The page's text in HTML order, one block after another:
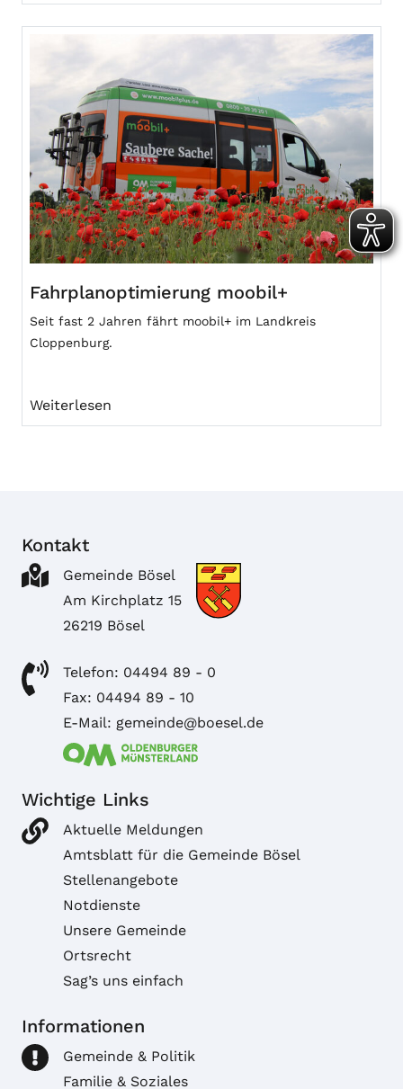
Fahrplanoptimierung moobil+
Seit fast 2 Jahren fährt moobil+ im Landkreis
Cloppenburg.
Weiterlesen
Kontakt
Gemeinde Bösel
Am Kirchplatz 15
26219 Bösel
Telefon: 04494 89 - 0
Fax: 04494 89 - 10
E-Mail: gemeinde@boesel.de
Wichtige Links
Aktuelle Meldungen
Amtsblatt für die Gemeinde Bösel
Stellenangebote
Notdienste
Unsere Gemeinde
Ortsrecht
Sag’s uns einfach
Informationen
Gemeinde & Politik
Familie & Soziales